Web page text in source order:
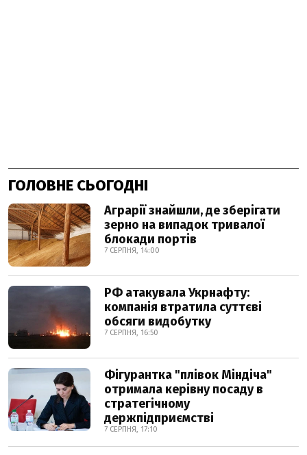
ГОЛОВНЕ СЬОГОДНІ
Аграрії знайшли, де зберігати
зерно на випадок тривалої
блокади портів
7 СЕРПНЯ, 14:00
РФ атакувала Укрнафту:
компанія втратила суттєві
обсяги видобутку
7 СЕРПНЯ, 16:50
Фігурантка "плівок Міндіча"
отримала керівну посаду в
стратегічному
держпідприємстві
7 СЕРПНЯ, 17:10